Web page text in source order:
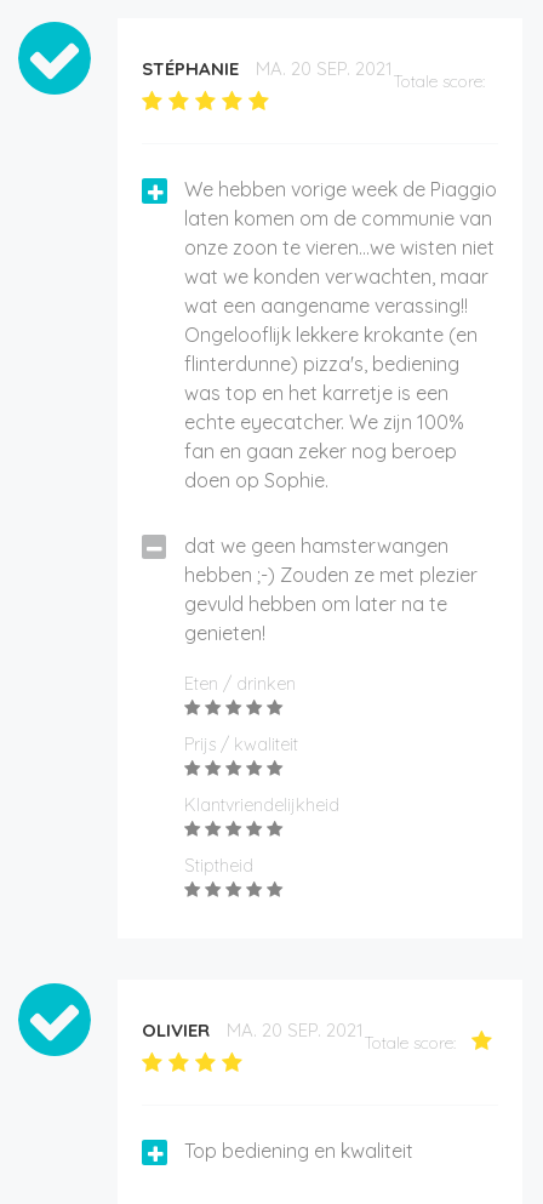
STÉPHANIE MA. 20 SEP. 2021
Totale score:
We hebben vorige week de Piaggio
laten komen om de communie van
onze zoon te vieren...we wisten niet
wat we konden verwachten, maar
wat een aangename verassing!!
Ongelooflijk lekkere krokante (en
flinterdunne) pizza's, bediening
was top en het karretje is een
echte eyecatcher. We zijn 100%
fan en gaan zeker nog beroep
doen op Sophie.
dat we geen hamsterwangen
hebben ;-) Zouden ze met plezier
gevuld hebben om later na te
genieten!
Eten / drinken
Prijs / kwaliteit
Klantvriendelijkheid
Stiptheid
OLIVIER MA. 20 SEP. 2021
Totale score:
Top bediening en kwaliteit